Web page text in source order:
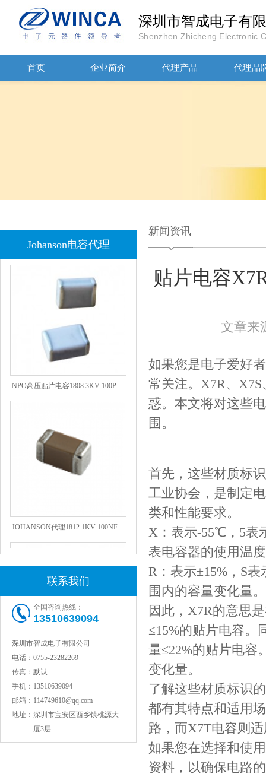
深圳市智成电子有
Shenzhen Zhicheng Electronic
首页 企业简介 代理产品 代理品
Johanson电容代理
联系我们
全国咨询热线：
13510639094
深圳市智成电子有限公司
电话： 0755-23282269
传真： 默认
手机： 13510639094
邮箱： 114749610@qq.com
地址： 深圳市宝安区西乡镇桃源大
厦3层
新闻资讯
贴片电容
文章来
如果您是电子爱好
常关注。X7R、
惑。本文将对这些
围。
首先，这些材质标
工业协会，是制定
类和性能要求。
X：表示-55℃，5表
表电容器的使用温
R：表示±15%，S
围内的容量变化量。
因此，X7R的意思
≤15%的贴片电容
量≤22%的贴片电容
变化量。
了解这些材质标识
都有其特点和适用
路，而X7T电容则
如果您在选择和使
资料，以确保电路